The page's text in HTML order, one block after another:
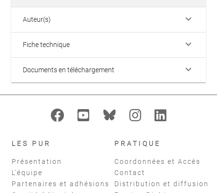
Auteur(s) keyboard_arrow_down
Fiche technique keyboard_arrow_down
Documents en téléchargement keyboard_arrow_down
LES PUR
Présentation
L'équipe
Partenaires et adhésions
PRATIQUE
Coordonnées et Accès
Contact
Distribution et diffusion